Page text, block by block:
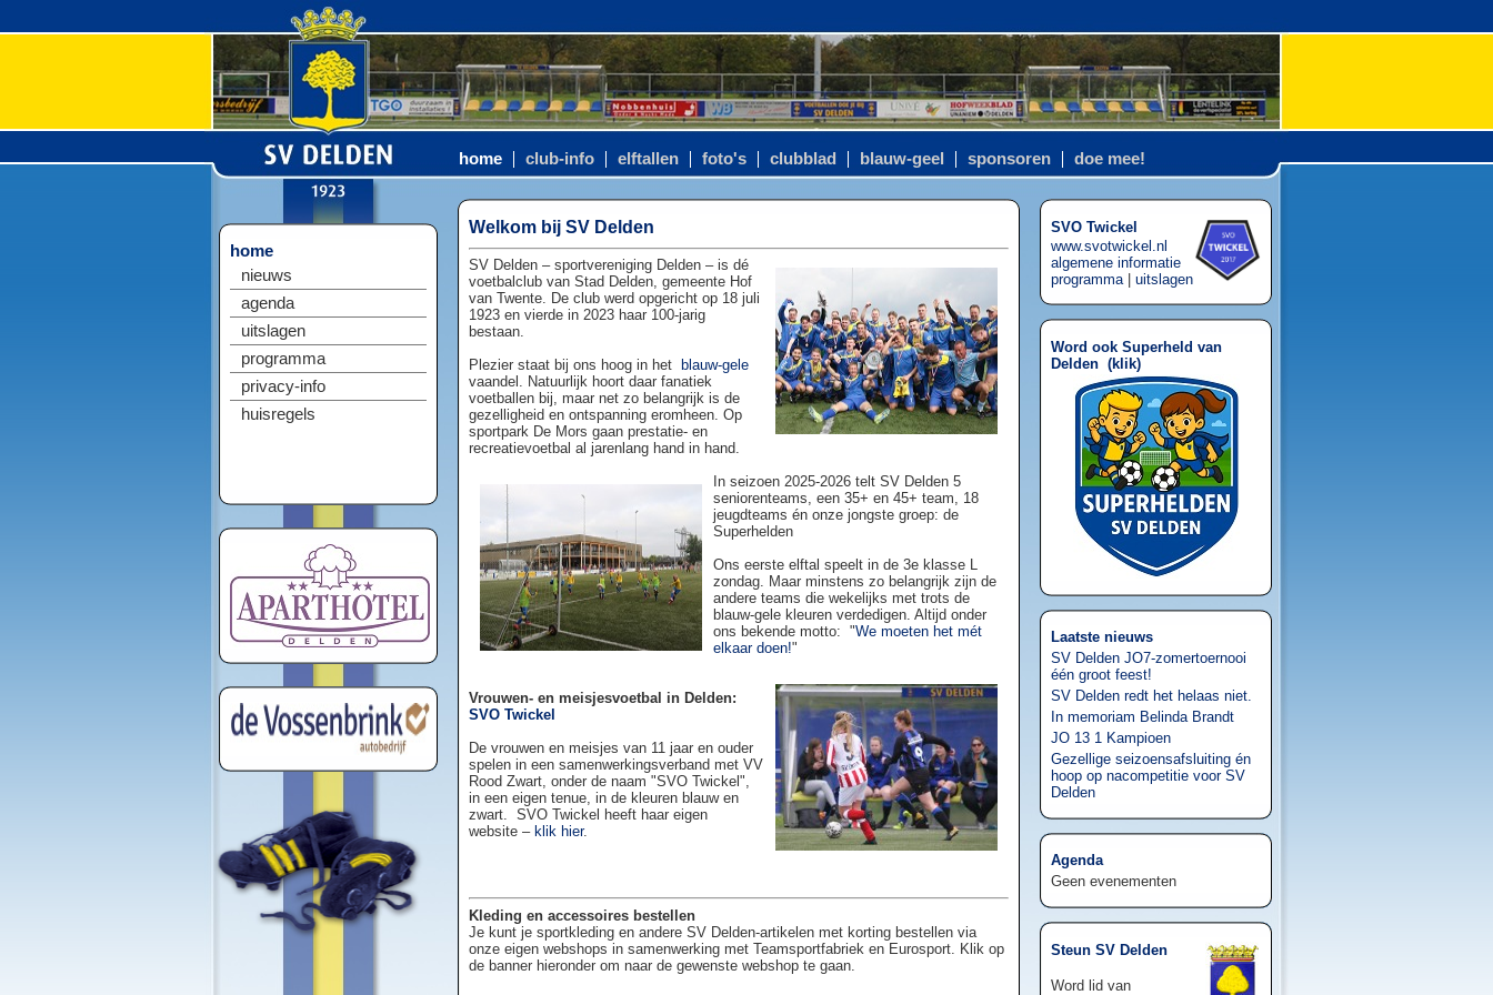
home club-info elftallen foto's clubblad blauw-geel sponsoren doe mee!
home
nieuws
agenda
uitslagen
programma
privacy-info
huisregels
Welkom bij SV Delden
SV Delden – sportvereniging Delden – is dé
voetbalclub van Stad Delden, gemeente Hof
van Twente. De club werd opgericht op 18 juli
1923 en vierde in 2023 haar 100-jarig
bestaan.
Plezier staat bij ons hoog in het
blauw-gele
vaandel. Natuurlijk hoort daar fanatiek
voetballen bij, maar net zo belangrijk is de
gezelligheid en ontspanning eromheen. Op
sportpark De Mors gaan prestatie- en
recreatievoetbal al jarenlang hand in hand.
In seizoen 2025-2026 telt SV Delden 5
seniorenteams, een 35+ en 45+ team, 18
jeugdteams én onze jongste groep: de
Superhelden
Ons eerste elftal speelt in de 3e klasse L
zondag. Maar minstens zo belangrijk zijn de
andere teams die wekelijks met trots de
blauw-gele kleuren verdedigen. Altijd onder
ons bekende motto: "We moeten het mét
elkaar doen!"
Vrouwen- en meisjesvoetbal in Delden:
SVO Twickel
De vrouwen en meisjes van 11 jaar en ouder
spelen in een samenwerkingsverband met VV
Rood Zwart, onder de naam "SVO Twickel",
in een eigen tenue, in de kleuren blauw en
zwart. SVO Twickel heeft haar eigen
website – klik hier.
Kleding en accessoires bestellen
Je kunt je sportkleding en andere SV Delden-artikelen met korting bestellen via
onze eigen webshops in samenwerking met Teamsportfabriek en Eurosport. Klik op
de banner hieronder om naar de gewenste webshop te gaan.
SVO Twickel
www.svotwickel.nl
algemene informatie
programma| uitslagen
Word ook Superheld van
Delden (klik)
Laatste nieuws
SV Delden JO7-zomertoernooi
één groot feest!
SV Delden redt het helaas niet.
In memoriam Belinda Brandt
JO 13 1 Kampioen
Gezellige seizoensafsluiting én
hoop op nacompetitie voor SV
Delden
Agenda
Geen evenementen
Steun SV Delden
Word lid van